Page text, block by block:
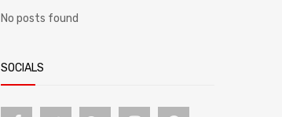
No posts found
SOCIALS